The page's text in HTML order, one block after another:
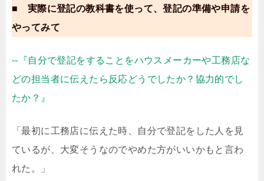
■ 実際に登記の教科書を使って、登記の準備や申請を
やってみて
--『自分で登記をすることをハウスメーカーや工務店な
どの担当者に伝えたら反応どうでしたか？協力的でし
たか？』
「最初に工務店に伝えた時、自分で登記をした人を見
ているが、大変そうなのでやめた方がいいかもと言わ
れた。」